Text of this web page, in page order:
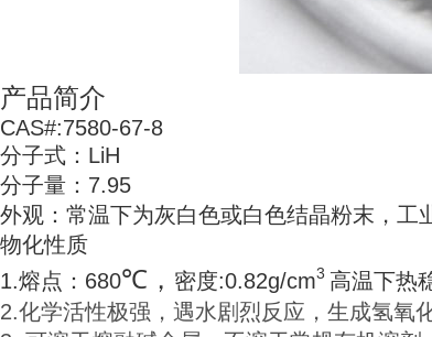
产品简介
CAS#:7580-67-8
分子式：LiH
分子量：7.95
外观： 常温下为灰白色或白色结晶粉末，工
物化性质
1.熔点：680℃， 密度:0.82g/cm3 高温下热
2.化学活性极强，遇水剧烈反应，生成氢氧